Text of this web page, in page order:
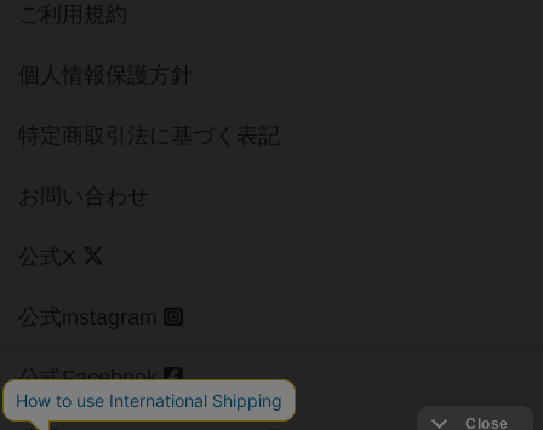
ご利用規約
個人情報保護方針
特定商取引法に基づく表記
お問い合わせ
公式X
公式instagram
公式Facebook